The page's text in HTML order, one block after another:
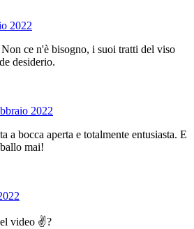
2022
ce n'è bisogno, i suoi tratti del viso
desiderio.
2022
a bocca aperta e totalmente entusiasta. E
mai!
video ✌️?